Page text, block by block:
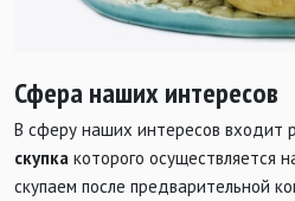
Сфера наших интересов
В сферу наших интересов входит
скупка которого осуществляется
скупаем после предварительной